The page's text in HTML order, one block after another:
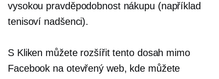
vysokou pravděpodobnost nákupu (například
tenisoví nadšenci).
S Kliken můžete rozšířit tento dosah mimo
Facebook na otevřený web, kde můžete